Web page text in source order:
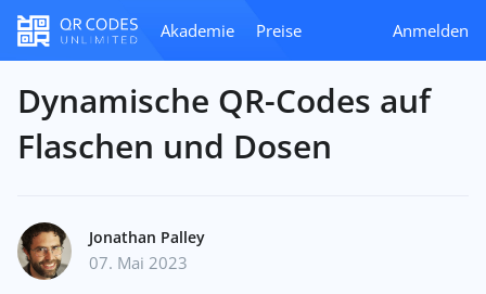
Akademie Preise Anmelden
Dynamische QR-Codes auf
Flaschen und Dosen
Jonathan Palley
07. Mai 2023